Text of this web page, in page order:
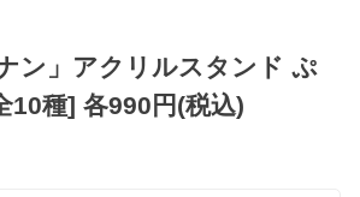
ン」アクリルスタンド ぷ
10種] 各990円(税込)